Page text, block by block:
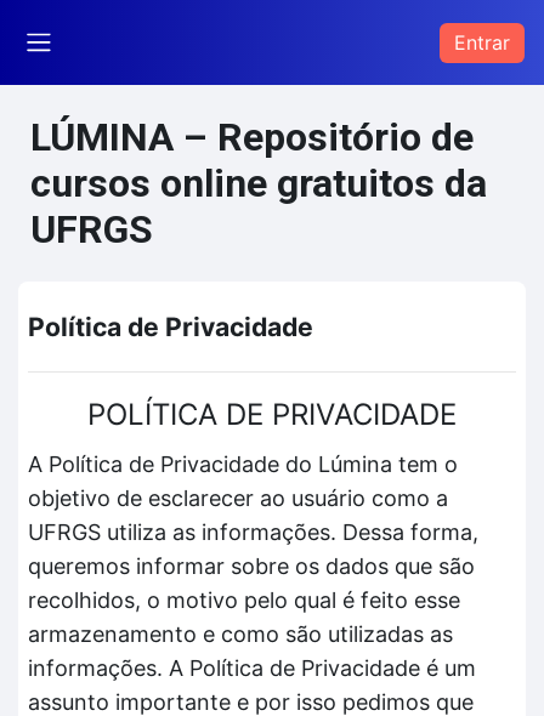
Entrar
LÚMINA – Repositório de
cursos online gratuitos da
UFRGS
Política de Privacidade
POLÍTICA DE PRIVACIDADE
A Política de Privacidade do Lúmina tem o
objetivo de esclarecer ao usuário como a
UFRGS utiliza as informações. Dessa forma,
queremos informar sobre os dados que são
recolhidos, o motivo pelo qual é feito esse
armazenamento e como são utilizadas as
informações. A Política de Privacidade é um
assunto importante e por isso pedimos que